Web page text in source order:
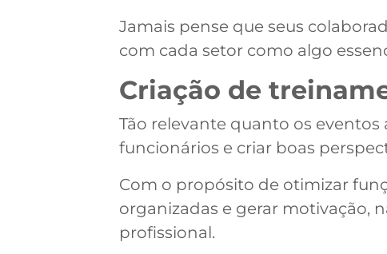
Jamais pense que seus
com cada setor como algo
Criação de
Tão relevante quanto os
funcionários e criar boas
Com o propósito de otimizar
organizadas e gerar motivação,
profissional.